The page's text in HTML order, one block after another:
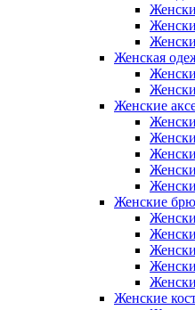
Женская
Женские
Женские
Женские